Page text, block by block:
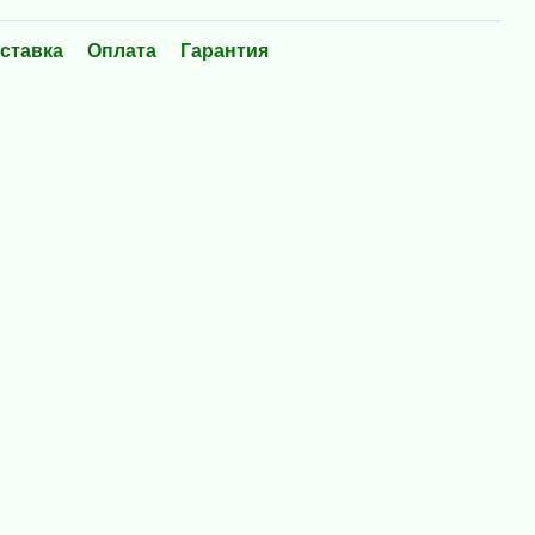
Оплата Гарантия